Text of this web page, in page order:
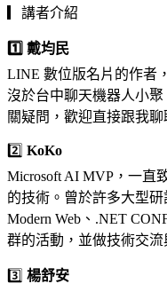
▎講者介紹
1️⃣ 戴均民
LINE 數位版名片的作者
沒於台中聊天機器人小
關疑問，歡迎直接跟我聊
2️⃣ KoKo
Microsoft AI MVP，一直
的技術。曾於許多大型研
Modern Web、.NET
群的活動，並做技術交流
3️⃣ 楊舒安